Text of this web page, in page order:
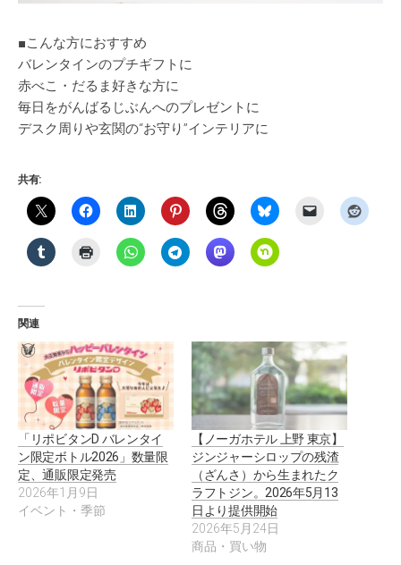
■こんな方におすすめ
バレンタインのプチギフトに
赤べこ・だるま好きな方に
毎日をがんばるじぶんへのプレゼントに
デスク周りや玄関の“お守り”インテリアに
共有:
関連
「リポビタンD バレンタイ
ン限定ボトル2026」数量限
定、通販限定発売
2026年1月9日
イベント・季節
【ノーガホテル 上野 東京】
ジンジャーシロップの残渣
（ざんさ）から生まれたク
ラフトジン。2026年5月13
日より提供開始
2026年5月24日
商品・買い物